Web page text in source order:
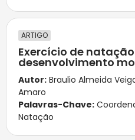
ARTIGO
Exercício de
desenvolvimento
Autor: Braulio Almeida
Amaro
Palavras-Chave:
Natação